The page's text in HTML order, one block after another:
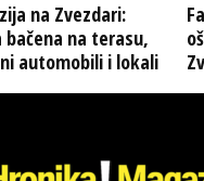
na Zvezdari:
bačena na terasu,
automobili i lokali